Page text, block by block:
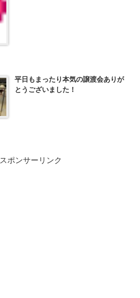
平日もまったり本気の譲渡会ありが
とうございました！
スポンサーリンク